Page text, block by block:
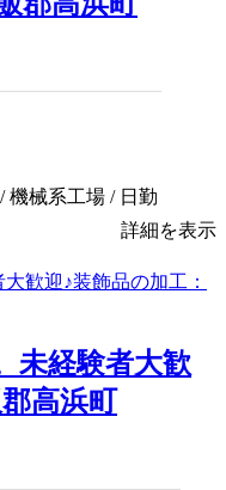
機械系工場 / 日勤
詳細を表示
未経験者大歓
高浜町